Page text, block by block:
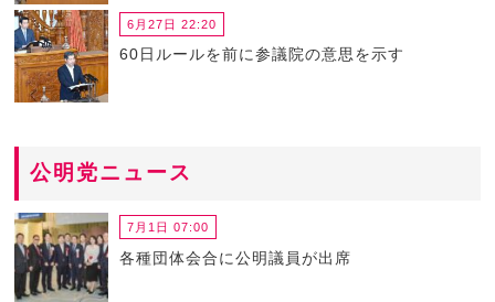
6月27日 22:20
60日ルールを前に参議院の意思を示す
公明党ニュース
7月1日 07:00
各種団体会合に公明議員が出席